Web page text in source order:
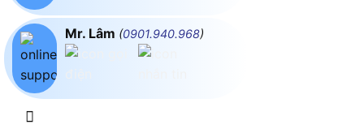
Mr. Lâm (0901.940.968)